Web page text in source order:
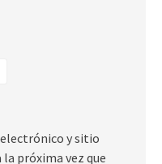
y sitio
próxima vez que